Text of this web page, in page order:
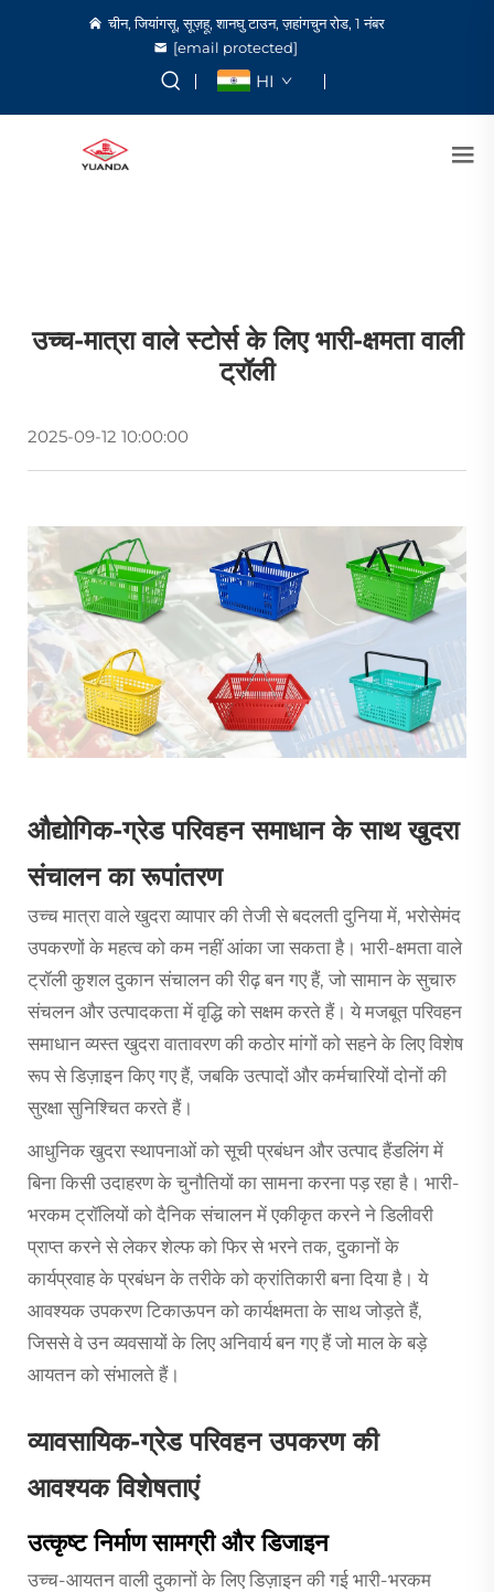
चीन, जियांगसू, सूज़हू, शानघु टाउन, ज़हांगचुन रोड, 1 नंबर
[email protected]
HI
उच्च-मात्रा वाले स्टोर्स के लिए भारी-क्षमता वाली
ट्रॉली
2025-09-12 10:00:00
औद्योगिक-ग्रेड परिवहन समाधान के साथ खुदरा
संचालन का रूपांतरण
उच्च मात्रा वाले खुदरा व्यापार की तेजी से बदलती दुनिया में, भरोसेमंद
उपकरणों के महत्व को कम नहीं आंका जा सकता है। भारी-क्षमता वाले
ट्रॉली कुशल दुकान संचालन की रीढ़ बन गए हैं, जो सामान के सुचारु
संचलन और उत्पादकता में वृद्धि को सक्षम करते हैं। ये मजबूत परिवहन
समाधान व्यस्त खुदरा वातावरण की कठोर मांगों को सहने के लिए विशेष
रूप से डिज़ाइन किए गए हैं, जबकि उत्पादों और कर्मचारियों दोनों की
सुरक्षा सुनिश्चित करते हैं।
आधुनिक खुदरा स्थापनाओं को सूची प्रबंधन और उत्पाद हैंडलिंग में
बिना किसी उदाहरण के चुनौतियों का सामना करना पड़ रहा है। भारी-
भरकम ट्रॉलियों को दैनिक संचालन में एकीकृत करने ने डिलीवरी
प्राप्त करने से लेकर शेल्फ को फिर से भरने तक, दुकानों के
कार्यप्रवाह के प्रबंधन के तरीके को क्रांतिकारी बना दिया है। ये
आवश्यक उपकरण टिकाऊपन को कार्यक्षमता के साथ जोड़ते हैं,
जिससे वे उन व्यवसायों के लिए अनिवार्य बन गए हैं जो माल के बड़े
आयतन को संभालते हैं।
व्यावसायिक-ग्रेड परिवहन उपकरण की
आवश्यक विशेषताएं
उत्कृष्ट निर्माण सामग्री और डिजाइन
उच्च-आयतन वाली दुकानों के लिए डिज़ाइन की गई भारी-भरकम